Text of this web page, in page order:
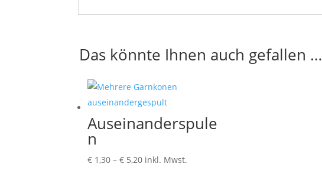
Das könnte Ihnen auch gefallen …
Auseinanderspule
n
€ 1,30 –€ 5,20Preisspanne:
inkl. Mwst.